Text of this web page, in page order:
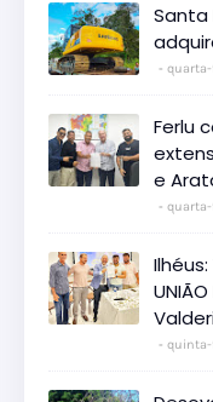
Santa
Ferlu
e
quinta-